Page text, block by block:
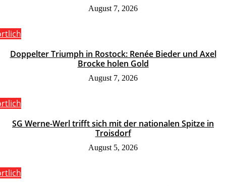
August 7, 2026
Doppelter Triumph in Rostock: Renée Bieder und Axel
Brocke holen Gold
August 7, 2026
SG Werne-Werl trifft sich mit der nationalen Spitze in
Troisdorf
August 5, 2026